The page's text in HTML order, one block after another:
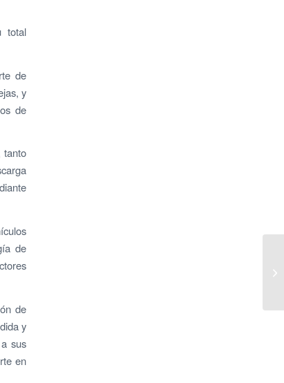
total
de
y
de
tanto
de
de
y
sus
en